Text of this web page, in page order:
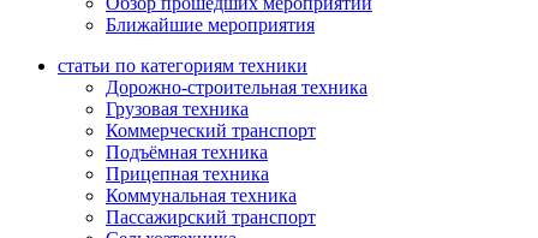
Ближайшие мероприятия
статьи по категориям техники
Дорожно-строительная техника
Грузовая техника
Коммерческий транспорт
Подъёмная техника
Прицепная техника
Коммунальная техника
Пассажирский транспорт